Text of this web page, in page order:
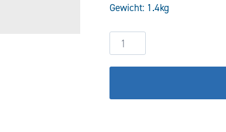
Gewicht: 1.4kg
Eil-
Schleichgang
Zwischenplattenventil
ML6-